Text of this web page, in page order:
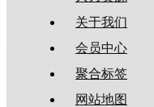
关于我们
会员中心
聚合标签
网站地图